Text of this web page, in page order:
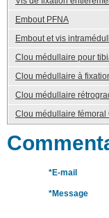
Embout PFNA
Embout et vis
Clou médullaire pour
Clou médullaire à
Clou médullaire
Clou médullaire fémoral
*E-mail
*Message